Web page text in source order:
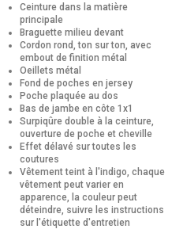
Ceinture dans la matière
principale
Braguette milieu devant
Cordon rond, ton sur ton, avec
embout de finition métal
Oeillets métal
Fond de poches en jersey
Poche plaquée au dos
Bas de jambe en côte 1x1
Surpiqûre double à la ceinture,
ouverture de poche et cheville
Effet délavé sur toutes les
coutures
Vêtement teint à l'indigo, chaque
vêtement peut varier en
apparence, la couleur peut
déteindre, suivre les instructions
sur l'étiquette d'entretien